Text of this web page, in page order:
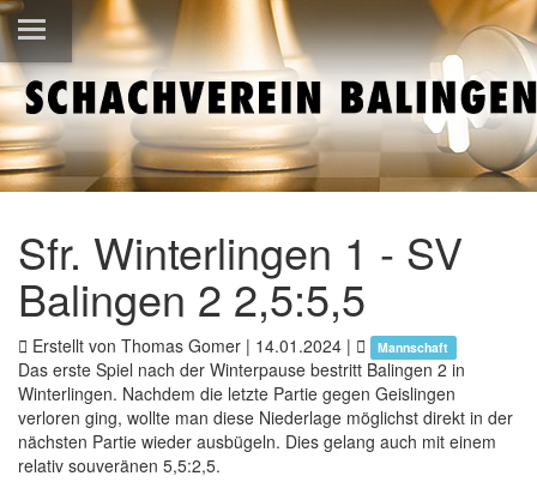
Sfr. Winterlingen 1 - SV
Balingen 2 2,5:5,5
Erstellt von Thomas Gomer | 14.01.2024 | Mannschaft
Das erste Spiel nach der Winterpause bestritt Balingen 2 in
Winterlingen. Nachdem die letzte Partie gegen Geislingen
verloren ging, wollte man diese Niederlage möglichst direkt in der
nächsten Partie wieder ausbügeln. Dies gelang auch mit einem
relativ souveränen 5,5:2,5.